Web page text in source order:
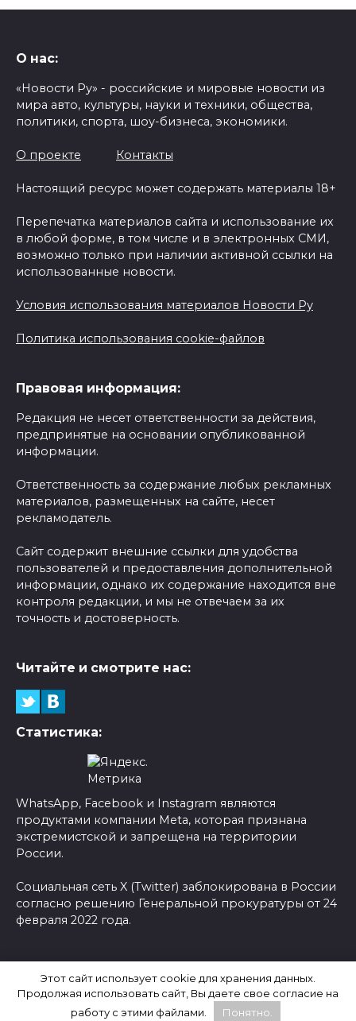
О нас:
«Новости Ру» - российские и мировые новости из
мира авто, культуры, науки и техники, общества,
политики, спорта, шоу-бизнеса, экономики.
О проекте Контакты
Настоящий ресурс может содержать материалы 18+
Перепечатка материалов сайта и использование их
в любой форме, в том числе и в электронных СМИ,
возможно только при наличии активной ссылки на
использованные новости.
Условия использования материалов Новости Ру
Политика использования cookie-файлов
Правовая информация:
Редакция не несет ответственности за действия,
предпринятые на основании опубликованной
информации.
Ответственность за содержание любых рекламных
материалов, размещенных на сайте, несет
рекламодатель.
Сайт содержит внешние ссылки для удобства
пользователей и предоставления дополнительной
информации, однако их содержание находится вне
контроля редакции, и мы не отвечаем за их
точность и достоверность.
Читайте и смотрите нас:
Статистика:
WhatsApp, Facebook и Instagram являются
продуктами компании Meta, которая признана
экстремистской и запрещена на территории
России.
Социальная сеть X (Twitter) заблокирована в России
согласно решению Генеральной прокуратуры от 24
февраля 2022 года.
Последние новости России
Этот сайт использует cookie для хранения данных.
Продолжая использовать сайт, Вы даете свое согласие на
работу с этими файлами.
Понятно.